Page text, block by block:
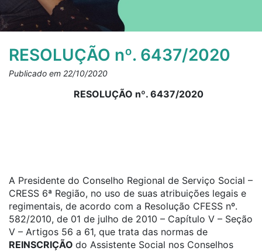
RESOLUÇÃO nº. 6437/2020
Publicado em 22/10/2020
RESOLUÇÃO nº. 6437/2020
A Presidente do Conselho Regional de Serviço Social –
CRESS 6ª Região, no uso de suas atribuições legais e
regimentais, de acordo com a Resolução CFESS nº.
582/2010, de 01 de julho de 2010 – Capítulo V – Seção
V – Artigos 56 a 61, que trata das normas de
REINSCRIÇÃO do Assistente Social nos Conselhos